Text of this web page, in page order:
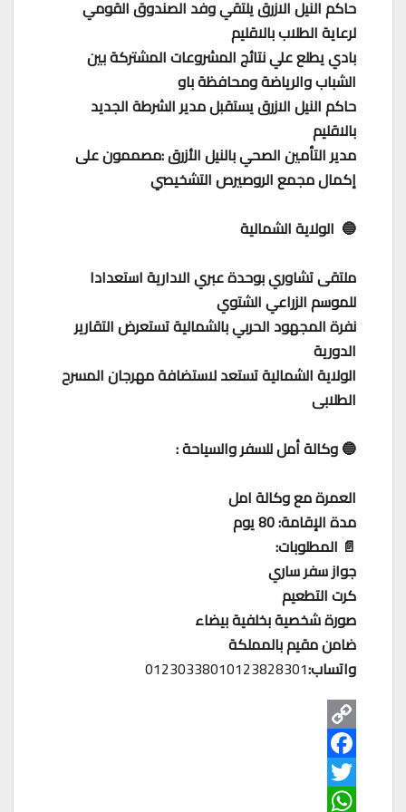
حاكم النيل الازرق يلتقي وفد الصندوق القومي
لرعاية الطلاب بالاقليم
بادي يطلع علي نتائج المشروعات المشتركة بين
الشباب والرياضة ومحافظة باو
حاكم النيل الازرق يستقبل مدير الشرطة الجديد
بالاقليم
مدير التأمين الصحي بالنيل الأزرق :مصممون على
إكمال مجمع الروصيرص التشخيصي
🔵 الولاية الشمالية
ملتقى تشاوري بوحدة عبري الادارية استعدادا
للموسم الزراعي الشتوي
نفرة المجهود الحربي بالشمالية تستعرض التقارير
الدورية
الولاية الشمالية تستعد لاستضافة مهرجان المسرح
الطلابى
🔵 وكالة أمل للسفر والسياحة :
العمرة مع وكالة امل
مدة الإقامة: 80 يوم
📄 المطلوبات:
جواز سفر ساري
كرت التطعيم
صورة شخصية بخلفية بيضاء
ضامن مقيم بالمملكة
واتساب:01230338010123828301
C
o
p
F
a
T